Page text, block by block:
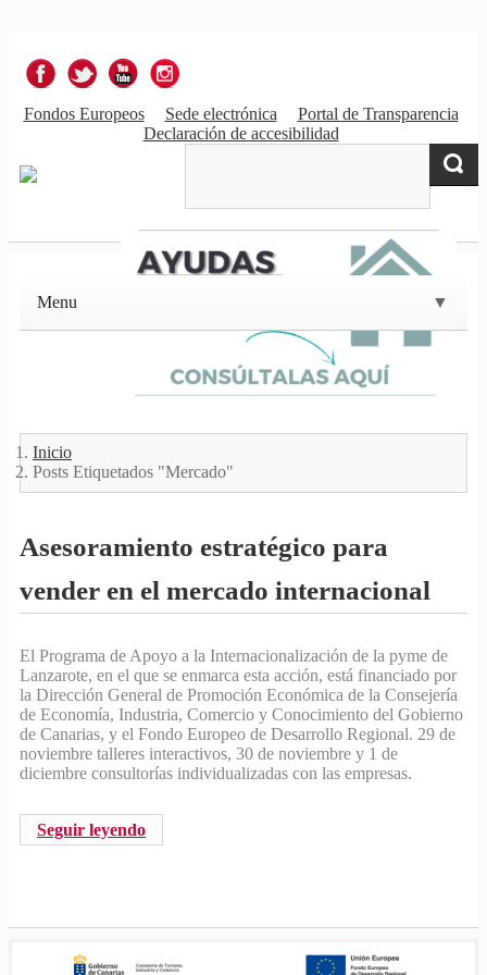
Fondos Europeos Sede electrónica
Portal de Transparencia
Declaración de accesibilidad
Menu ▼
▼
▼
Inicio
Posts Etiquetados "Mercado"
Asesoramiento estratégico para
vender en el mercado internacional
El Programa de Apoyo a la Internacionalización de la pyme de
Lanzarote, en el que se enmarca esta acción, está financiado por
la Dirección General de Promoción Económica de la Consejería
de Economía, Industria, Comercio y Conocimiento del Gobierno
de Canarias, y el Fondo Europeo de Desarrollo Regional. 29 de
noviembre talleres interactivos, 30 de noviembre y 1 de
diciembre consultorías individualizadas con las empresas.
Seguir leyendo